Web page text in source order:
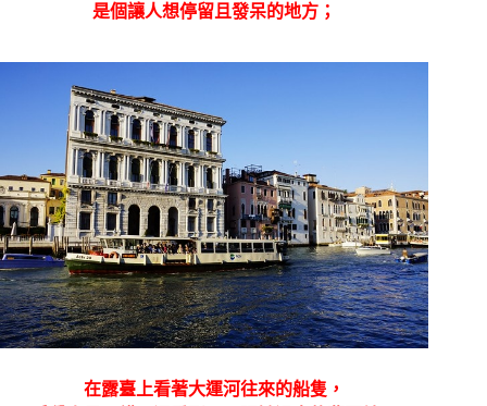
是個讓人想停留且發呆的地方；
在露臺上看著大運河往來的船隻，